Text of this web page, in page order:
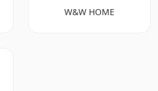
W&W HOME